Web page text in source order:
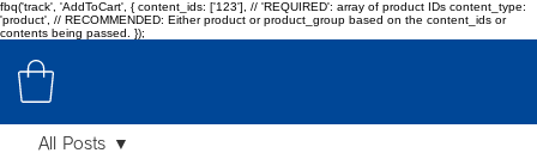
fbq('track', 'AddToCart', { content_ids: ['123'], // 'REQUIRED': array of product IDs content_type:
'product', // RECOMMENDED: Either product or product_group based on the content_ids or
contents being passed. });
All Posts